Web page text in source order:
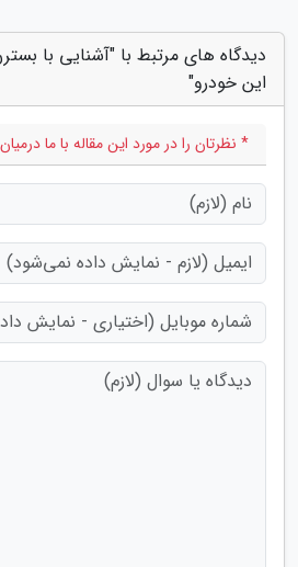
این خودرو"
* نظرتان را در مورد این مقاله با ما